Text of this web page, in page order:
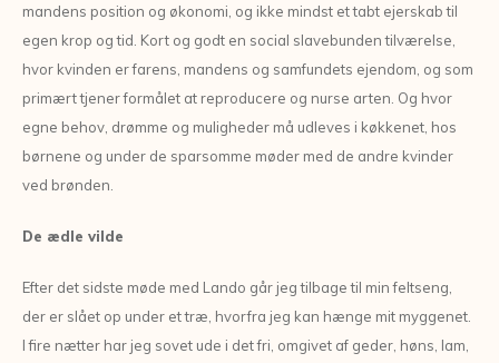
mandens position og økonomi, og ikke mindst et tabt ejerskab til
egen krop og tid. Kort og godt en social slavebunden tilværelse,
hvor kvinden er farens, mandens og samfundets ejendom, og som
primært tjener formålet at reproducere og nurse arten. Og hvor
egne behov, drømme og muligheder må udleves i køkkenet, hos
børnene og under de sparsomme møder med de andre kvinder
ved brønden.
De ædle vilde
Efter det sidste møde med Lando går jeg tilbage til min feltseng,
der er slået op under et træ, hvorfra jeg kan hænge mit myggenet.
I fire nætter har jeg sovet ude i det fri, omgivet af geder, høns, lam,